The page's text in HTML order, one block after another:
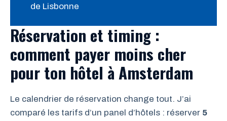
de Lisbonne
Réservation et timing :
comment payer moins cher
pour ton hôtel à Amsterdam
Le calendrier de réservation change tout. J’ai
comparé les tarifs d’un panel d’hôtels : réserver 5